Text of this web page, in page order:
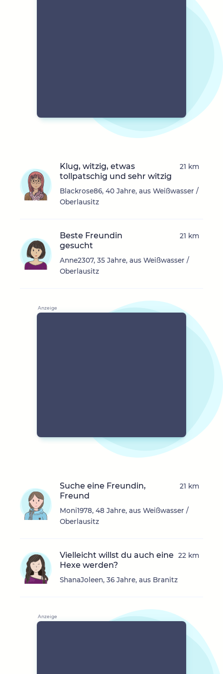
Klug, witzig, etwas
tollpatschig und sehr witzig
Blackrose86, 40 Jahre, aus Weißwasser /
Oberlausitz
21 km
Beste Freundin
gesucht
Anne2307, 35 Jahre, aus Weißwasser /
Oberlausitz
21 km
Suche eine Freundin,
Freund
Moni1978, 48 Jahre, aus Weißwasser /
Oberlausitz
21 km
Vielleicht willst du auch eine
Hexe werden?
ShanaJoleen, 36 Jahre, aus Branitz
22 km